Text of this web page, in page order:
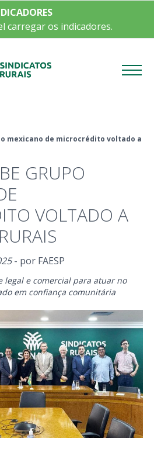
carregar os indicadores.
mexicano de microcrédito voltado a
GRUPO
VOLTADO A
- por FAESP
legal e comercial para atuar no
em confiança comunitária